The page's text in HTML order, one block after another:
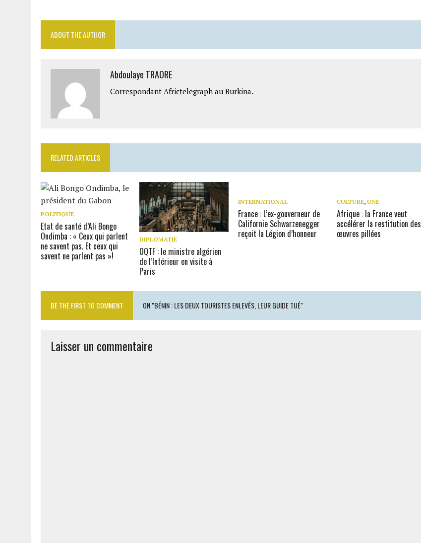
ABOUT THE AUTHOR
Abdoulaye TRAORE
Correspondant Africtelegraph au Burkina.
RELATED ARTICLES
POLITIQUE
Etat de santé d’Ali Bongo
Ondimba : « Ceux qui parlent
ne savent pas. Et ceux qui
savent ne parlent pas »!
DIPLOMATIE
OQTF : le ministre algérien
de l’Intérieur en visite à
Paris
INTERNATIONAL
France : L’ex-gouverneur de
Californie Schwarzenegger
reçoit la Légion d’honneur
CULTURE,UNE
Afrique : la France veut
accélérer la restitution des
œuvres pillées
BE THE FIRST TO COMMENT ON "BÉNIN : LES DEUX TOURISTES ENLEVÉS, LEUR GUIDE TUÉ"
Laisser un commentaire